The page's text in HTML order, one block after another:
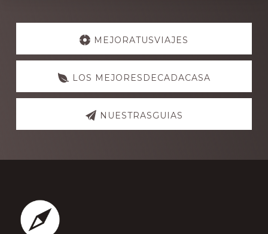
Explore
MEJORATUSVIAJES
LOS MEJORESDECADACASA
NUESTRASGUIAS